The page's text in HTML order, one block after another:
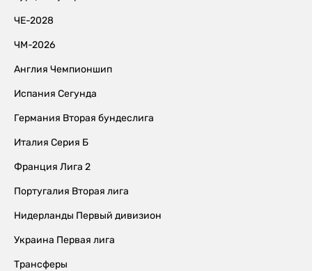
ЧЕ-2028
ЧМ-2026
Англия Чемпионшип
Испания Сегунда
Германия Вторая бундеслига
Италия Серия Б
Франция Лига 2
Португалия Вторая лига
Нидерланды Первый дивизион
Украина Первая лига
Трансферы